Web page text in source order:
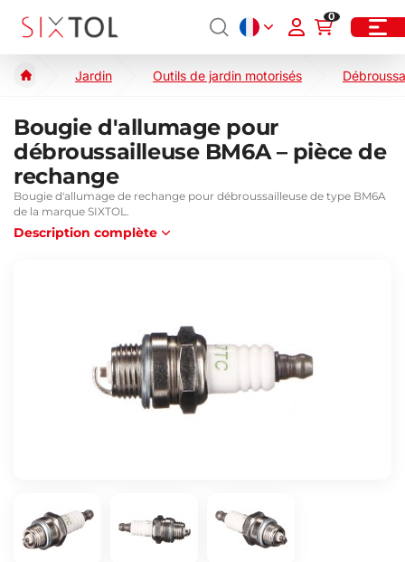
0
Jardin Outils de jardin motorisés
Bougie d'allumage pour
débroussailleuse BM6A – pièce de
rechange
Bougie d'allumage de rechange pour débroussailleuse de type BM6A
de la marque SIXTOL.
Description complète